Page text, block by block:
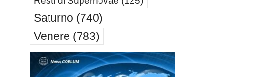
Saturno (740)
Venere (783)